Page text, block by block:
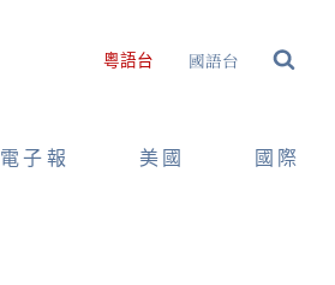
粵語台 國語台
電子報 美國 國際